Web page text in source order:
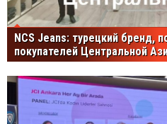
NCS Jeans: турецкий бренд,
покупателей Центральной